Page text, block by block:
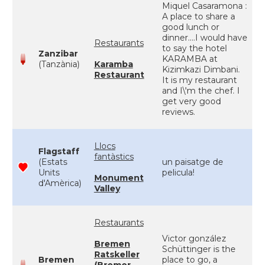
Zanzibar
(Tanzània)
Restaurants
Karamba
Restaurant
Miquel Casaramona :
A place to share a
good lunch or
dinner....I would have
to say the hotel
KARAMBA at
Kizimkazi Dimbani.
It is my restaurant
and I\'m the chef. I
get very good
reviews.
Flagstaff
(Estats
Units
d'Amèrica)
Llocs
fantàstics
Monument
Valley
un paisatge de
pelicula!
Bremen
Restaurants
Bremen
Ratskeller
Victor gonzález
Schüttinger is the
place to go, a